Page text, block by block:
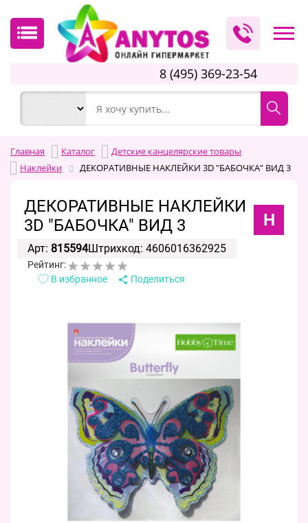
8 (495) 369-23-54
Главная Каталог
Детские канцелярские товары
Наклейки
ДЕКОРАТИВНЫЕ НАКЛЕЙКИ 3D "БАБОЧКА" ВИД 3
ДЕКОРАТИВНЫЕ НАКЛЕЙКИ
3D "БАБОЧКА" ВИД 3
H
Арт: 815594Штрихкод: 4606016362925
Рейтинг:
В избранное
Поделиться